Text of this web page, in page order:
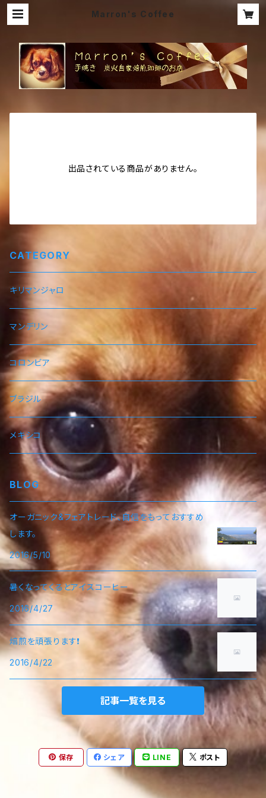
Marron's Coffee
出品されている商品がありません。
CATEGORY
キリマンジャロ
マンデリン
コロンビア
ブラジル
メキシコ
BLOG
オーガニック&フェアトレード、自信をもっておすすめ
します。
2016/5/10
暑くなってくるとアイスコーヒー
2016/4/27
焙煎を頑張ります❗
2016/4/22
記事一覧を見る
保存 シェア LINE ポスト